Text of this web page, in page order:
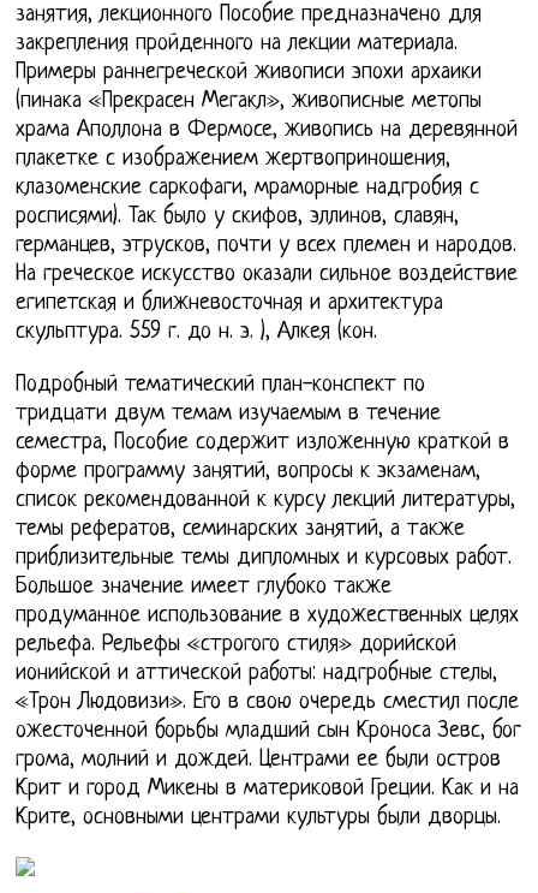
занятия, лекционного Пособие предназначено для
закрепления пройденного на лекции материала.
Примеры раннегреческой живописи эпохи архаики
(пинака «Прекрасен Мегакл», живописные метопы
храма Аполлона в Фермосе, живопись на деревянной
плакетке с изображением жертвоприношения,
клазоменские саркофаги, мраморные надгробия с
росписями). Так было у скифов, эллинов, славян,
германцев, этрусков, почти у всех племен и народов.
На греческое искусство оказали сильное воздействие
египетская и ближневосточная и архитектура
скульптура. 559 г. до н. э. ), Алкея (кон.
Подробный тематический план-конспект по
тридцати двум темам изучаемым в течение
семестра, Пособие содержит изложенную краткой в
форме программу занятий, вопросы к экзаменам,
список рекомендованной к курсу лекций литературы,
темы рефератов, семинарских занятий, а также
приблизительные темы дипломных и курсовых работ.
Большое значение имеет глубоко также
продуманное использование в художественных целях
рельефа. Рельефы «строгого стиля» дорийской
ионийской и аттической работы: надгробные стелы,
«Трон Людовизи». Его в свою очередь сместил после
ожесточенной борьбы младший сын Кроноса Зевс, бог
грома, молний и дождей. Центрами ее были остров
Крит и город Микены в материковой Греции. Как и на
Крите, основными центрами культуры были дворцы.